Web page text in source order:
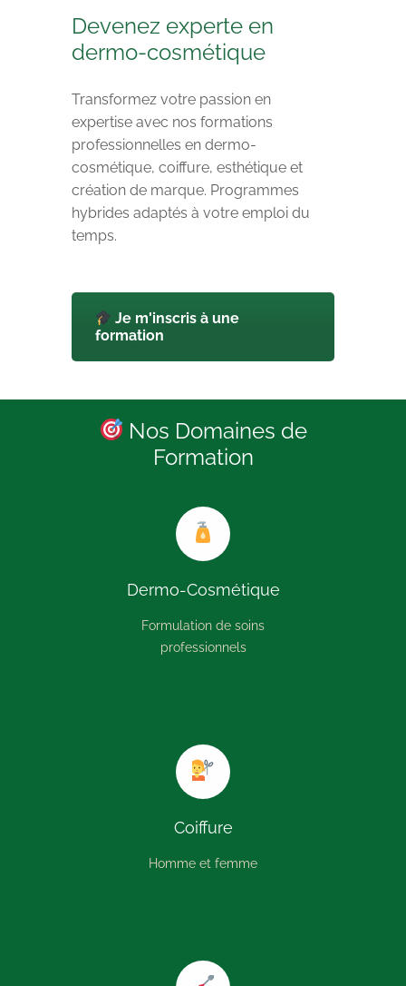
Devenez experte en
dermo-cosmétique
Transformez votre passion en
expertise avec nos formations
professionnelles en dermo-
cosmétique, coiffure, esthétique et
création de marque. Programmes
hybrides adaptés à votre emploi du
temps.
Je m'inscris à une
formation
Nos Domaines de
Formation
Dermo-Cosmétique
Formulation de soins
professionnels
Coiffure
Homme et femme